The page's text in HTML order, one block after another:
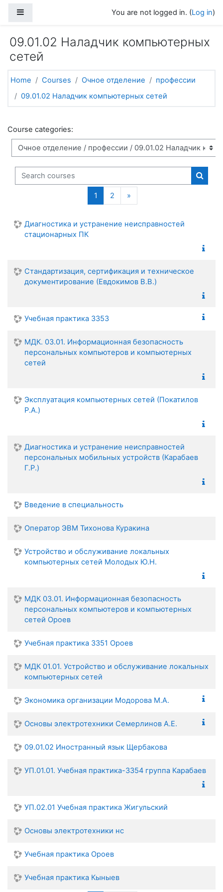
You are not logged in. (Log in)
09.01.02 Наладчик компьютерных
сетей
Home Courses Очное отделение
профессии
09.01.02 Наладчик компьютерных сетей
Course categories:
Search courses
1 (current)
2 »Next page
Диагностика и устранение неисправностей
стационарных ПК
Стандартизация, сертификация и техническое
документирование (Евдокимов В.В.)
Учебная практика 3353
МДК. 03.01. Информационная безопасность
персональных компьютеров и компьютерных
сетей
Эксплуатация компьютерных сетей (Покатилов
Р.А.)
Диагностика и устранение неисправностей
персональных мобильных устройств (Карабаев
Г.Р.)
Введение в специальность
Оператор ЭВМ Тихонова Куракина
Устройство и обслуживание локальных
компьютерных сетей Молодых Ю.Н.
МДК 03.01. Информационная безопасность
персональных компьютеров и компьютерных
сетей Ороев
Учебная практика 3351 Ороев
МДК 01.01. Устройство и обслуживание локальных
компьютерных сетей
Экономика организации Модорова М.А.
Основы электротехники Семерлинов А.Е.
09.01.02 Иностранный язык Щербакова
УП.01.01. Учебная практика-3354 группа Карабаев
УП.02.01 Учебная практика Жигульский
Основы электротехники нс
Учебная практика Ороев
Учебная практика Кыныев